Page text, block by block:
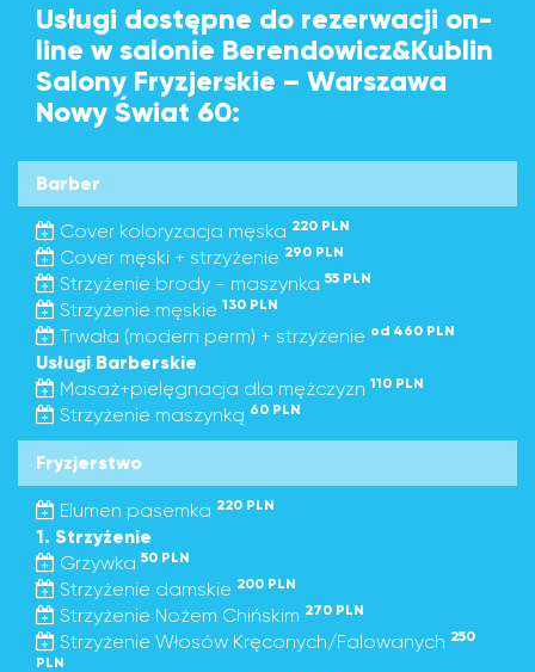
Usługi dostępne do rezerwacji on-
line w salonie Berendowicz&Kublin
Salony Fryzjerskie – Warszawa
Nowy Świat 60:
Barber
Cover koloryzacja męska 220 PLN
Cover męski + strzyżenie 290 PLN
Strzyżenie brody - maszynka 55 PLN
Strzyżenie męskie 130 PLN
Trwała (modern perm) + strzyżenie od 460 PLN
Usługi Barberskie
Masaż+pielęgnacja dla mężczyzn 110 PLN
Strzyżenie maszynką 60 PLN
Fryzjerstwo
Elumen pasemka 220 PLN
1. Strzyżenie
Grzywka 50 PLN
Strzyżenie damskie 200 PLN
Strzyżenie Nożem Chińskim 270 PLN
Strzyżenie Włosów Kręconych/Falowanych 250
PLN